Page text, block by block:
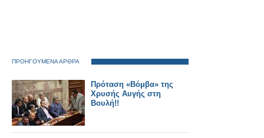
ΠΡΟΗΓΟΥΜΕΝΑ ΑΡΘΡΑ
Πρόταση «Βόμβα» της
Χρυσής Αυγής στη
Βουλή!!